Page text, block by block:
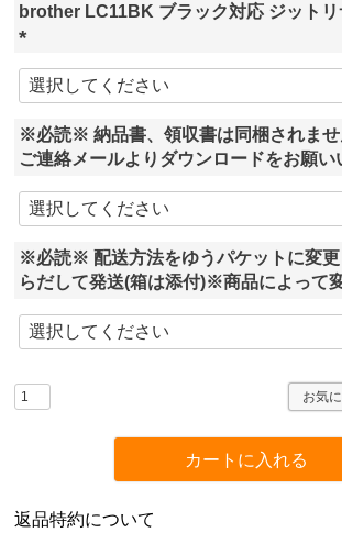
brother LC11BK ブラック対応 ジットリ
(
必
)※必読※ 納品書、領収書は同梱されませ
ご連絡メールよりダウンロードをお願い
※必読※ 配送方法をゆうパケットに変
らだして発送(箱は添付)※商品によって
お気
カートに入れる
返品特約について